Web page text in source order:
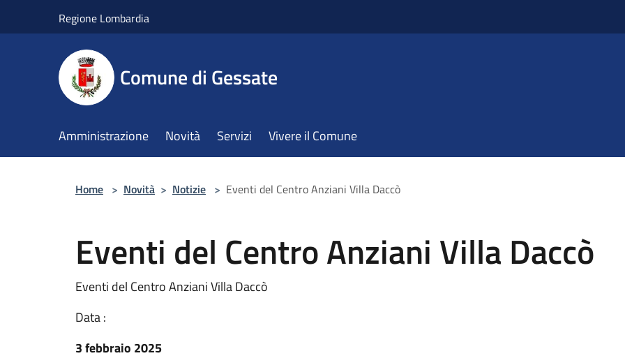
Regione Lombardia
Comune di Gessate
Amministrazione Novità Servizi Vivere il Comune
Home > Novità > Notizie > Eventi del Centro Anziani Villa Daccò
Eventi del Centro Anziani Villa Daccò
Eventi del Centro Anziani Villa Daccò
Data :
3 febbraio 2025